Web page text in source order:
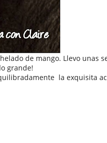
de mango. Llevo unas
grande!
la exquisita